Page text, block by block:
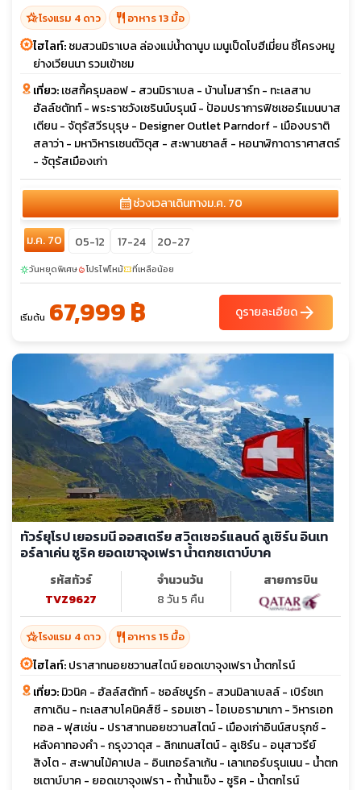
hotel_classโรงแรม 4 ดาว restaurant อาหาร 13 มื้อ
ไฮไลท์:ชมสวนมิราเบล ล่องแม่น้ำดานูบ เมนูเป็ดโบฮีเมี่ยน ซี่โครงหมู
ย่างเวียนนา รวมเข้าชม
เที่ยว:เชสกี้ครุมลอฟ - สวนมิราเบล - บ้านโมสาร์ท - ทะเลสาบ
ฮัลล์ชตัทท์ - พระราชวังเชรินน์บรุนน์ - ป้อมปราการฟิชเชอร์แมนบาส
เตียน - จัตุรัสวีรบุรุษ - Designer Outlet Parndorf - เมืองบราติ
สลาว่า - มหาวิหารเซนต์วิตุส - สะพานชาลส์ - หอนาฬิกาดาราศาสตร์
- จัตุรัสเมืองเก่า
calendar_monthช่วงเวลาเดินทางม.ค. 70
ม.ค. 70 05-12 17-24 20-27
sunnyวันหยุดพิเศษlocal_fire_departmentโปรไฟไหม้confirmation_numberที่เหลือน้อย
เริ่มต้น 67,999 ฿ ดูรายละเอียดarrow_forward
ทัวร์ยุโรป เยอรมนี ออสเตรีย สวิตเซอร์แลนด์ ลูเซิร์น อินเท
อร์ลาเค่น ซูริค ยอดเขาจุงเฟรา น้ำตกชเตาบ์บาค
รหัสทัวร์
TVZ9627
จำนวนวัน
8 วัน 5 คืน
สายการบิน
hotel_classโรงแรม 4 ดาว restaurant อาหาร 15 มื้อ
ไฮไลท์:ปราสาทนอยชวานสไตน์ ยอดเขาจุงเฟรา น้ำตกไรน์
เที่ยว:มิวนิค - ฮัลล์สตัทท์ - ซอล์ซบูร์ก - สวนมิลาเบลล์ - เบิร์ชเท
สกาเดิน - ทะเลสาบโคนิคส์ซี - รอมเซา - โอเบอรามาเกา - วิหารเอท
ทอล - ฟุสเซ่น - ปราสาทนอยชวานสไตน์ - เมืองเก่าอินน์สบรุกซ์ -
หลังคาทองคำ - กรุงวาดุส - ลิกเทนสไตน์ - ลูเซิร์น - อนุสาวรีย์
สิงโต - สะพานไม้คาเปล - อินเทอร์ลาเก้น - เลาเทอร์บรุนเนน - น้ำตก
ชเตาบ์บาค - ยอดเขาจุงเฟรา - ถ้ำน้ำแข็ง - ซูริค - น้ำตกไรน์